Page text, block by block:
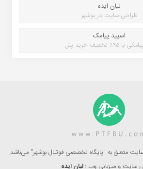
لیان ایده
طراحی سایت در بوشهر
اسپید پیامک
۹۵٪ تخفیف خرید پنل
متعلق به "پایگاه تخصصی فوتبال بوشهر" می‌باشد.
سایت و میزبانی وب :لیان ایده